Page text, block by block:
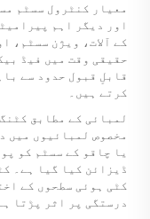
معیار کنٹرول سسٹم
اور دیگر اہم
کے آلات، ویژن سسٹم،
حقیقی وقت میں فیڈ
قابلِ قبول حدود سے
کرتے ہیں۔
لمبائی کے مطابق
مخصوص لمبائیوں میں
یا چاقو کے سسٹم کو
ڈیزائن کیا گیا ہے۔
کٹی ہوئی سطحوں کے
درستگی پر اثر پڑتا